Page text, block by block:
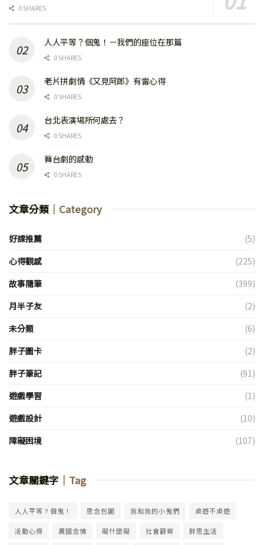
0 SHARES
人人平等？個鬼！－我們的座位在那篇
0 SHARES
老片拼劇情《又見阿郎》有雷心得
0 SHARES
台北表演場所何處去？
0 SHARES
舞台劇的感動
0 SHARES
文章分類 ｜Category
好課推薦
(5)
心得觀感
(225)
故事隨筆
(399)
月半子友
(2)
未分類
(6)
胖子圖卡
(2)
胖子筆記
(91)
遊戲學習
(1)
遊戲設計
(10)
障礙困境
(107)
文章關鍵字 ｜Tag
人人平等？個鬼！ 思念包圍 我和我的小鬼們 桌遊不桌遊
活動心得 異國念情 礙什麼礙 社會觀察 胖思生活